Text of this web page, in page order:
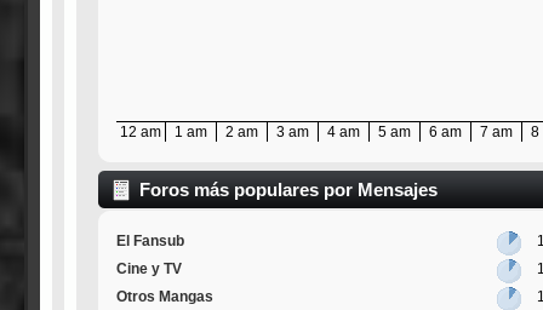
12 am 1 am 2 am 3 am 4 am 5 am 6 am 7 am 8
Foros más populares por Mensajes
El Fansub
Cine y TV
Otros Mangas